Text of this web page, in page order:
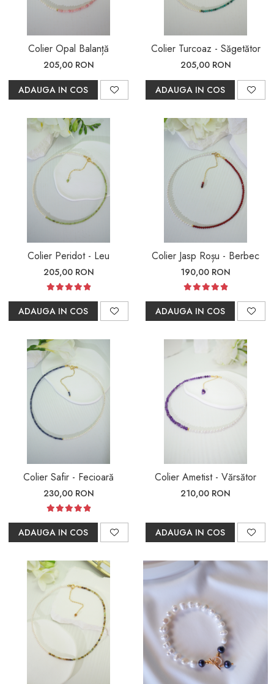
Colier Opal Balanță
205,00 RON
ADAUGA IN COS
Colier Turcoaz - Săgetător
205,00 RON
ADAUGA IN COS
Colier Peridot - Leu
205,00 RON
ADAUGA IN COS
Colier Jasp Roșu - Berbec
190,00 RON
ADAUGA IN COS
Colier Safir - Fecioară
230,00 RON
ADAUGA IN COS
Colier Ametist - Vărsător
210,00 RON
ADAUGA IN COS